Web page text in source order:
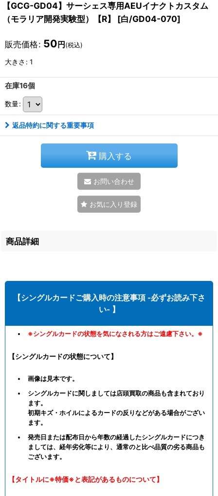
【GCG-GD04】サーシェス専用AEUイナクトカスタム
（モラリア開発実験型）【R】
[白/GD04-070]
販売価格: 50 円 (税込)
大きさ : 1
在庫16個
数量:
返品特約に関する重要事項
購入する
お問い合わせ
お気に入り登録
商品詳細
【シングルカードご購入時の注意事項 -必ずお読み下さ
い- 】
※シングルカードの状態を気になされる方はご遠慮下さい。※
【シングルカードの状態について】
画像は見本です。
シングルカードに関しましては店頭買取の商品も含まれており
ます。
初期キズ・ホイルによるカードの反りなどがある場合がござい
ます。
発売日または配布日から年数の経過したシングルカードにつき
ましては、経年劣化等により、通常のと比べ品質の劣る商品も
ございます。
【タイトルに※特価※と表記があるものについて】